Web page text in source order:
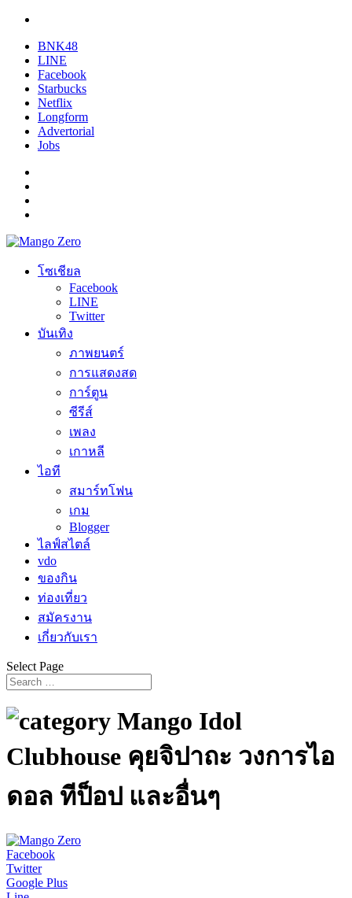
BNK48
LINE
Facebook
Starbucks
Netflix
Longform
Advertorial
Jobs
โซเชียล
Facebook
LINE
Twitter
บันเทิง
ภาพยนตร์
การแสดงสด
การ์ตูน
ซีรีส์
เพลง
เกาหลี
ไอที
สมาร์ทโฟน
เกม
Blogger
ไลฟ์สไตล์
vdo
ของกิน
ท่องเที่ยว
สมัครงาน
เกี่ยวกับเรา
Select Page
Mango Idol
Clubhouse คุยจิปาถะ วงการไอ
ดอล ทีป็อป และอื่นๆ
Facebook
Twitter
Google Plus